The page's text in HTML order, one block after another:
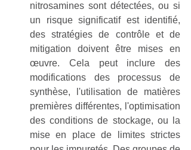
nitrosamines sont détectées, ou si
un risque significatif est identifié,
des stratégies de contrôle et de
mitigation doivent être mises en
œuvre. Cela peut inclure des
modifications des processus de
synthèse, l'utilisation de matières
premières différentes, l'optimisation
des conditions de stockage, ou la
mise en place de limites strictes